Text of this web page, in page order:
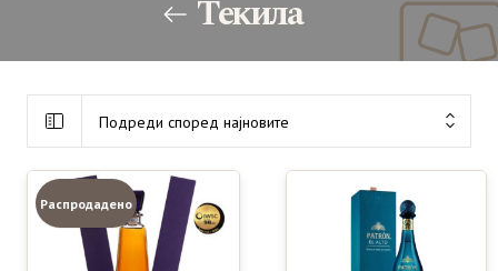
Текила
Подреди според најновите
Распродадено